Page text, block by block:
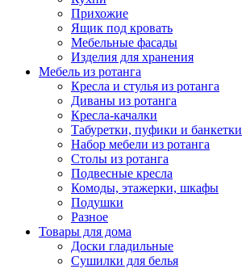
Прихожие
Ящик под кровать
Мебельные фасады
Изделия для хранения
Мебель из ротанга
Кресла и стулья из ротанга
Диваны из ротанга
Кресла-качалки
Табуретки, пуфики и банкетки
Набор мебели из ротанга
Столы из ротанга
Подвесные кресла
Комоды, этажерки, шкафы
Подушки
Разное
Товары для дома
Доски гладильные
Сушилки для белья